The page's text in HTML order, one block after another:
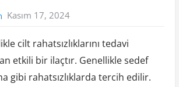
Kasım 17, 2024
cilt rahatsızlıklarını tedavi
etkili bir ilaçtır. Genellikle sedef
gibi rahatsızlıklarda tercih edilir.